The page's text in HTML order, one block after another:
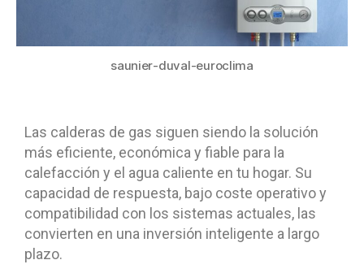
saunier-duval-euroclima
Las calderas de gas siguen siendo la solución
más eficiente, económica y fiable para la
calefacción y el agua caliente en tu hogar. Su
capacidad de respuesta, bajo coste operativo y
compatibilidad con los sistemas actuales, las
convierten en una inversión inteligente a largo
plazo.